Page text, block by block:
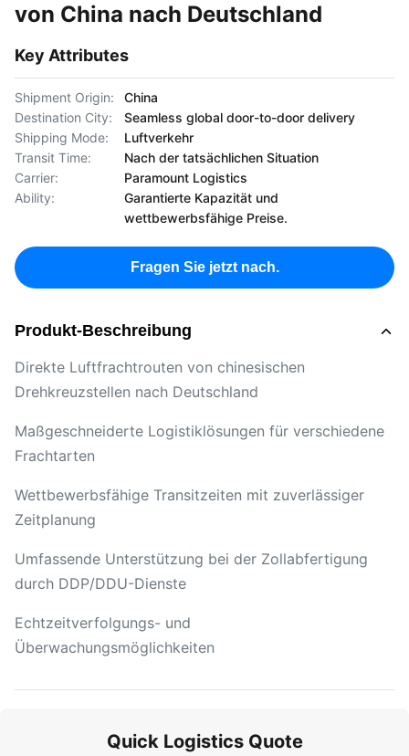
von China nach Deutschland
Key Attributes
Shipment Origin:
China
Destination City:
Seamless global door-to-door delivery
Shipping Mode:
Luftverkehr
Transit Time:
Nach der tatsächlichen Situation
Carrier:
Paramount Logistics
Ability:
Garantierte Kapazität und
wettbewerbsfähige Preise.
Fragen Sie jetzt nach.
Produkt-Beschreibung
Direkte Luftfrachtrouten von chinesischen
Drehkreuzstellen nach Deutschland
Maßgeschneiderte Logistiklösungen für verschiedene
Frachtarten
Wettbewerbsfähige Transitzeiten mit zuverlässiger
Zeitplanung
Umfassende Unterstützung bei der Zollabfertigung
durch DDP/DDU-Dienste
Echtzeitverfolgungs- und
Überwachungsmöglichkeiten
Quick Logistics Quote